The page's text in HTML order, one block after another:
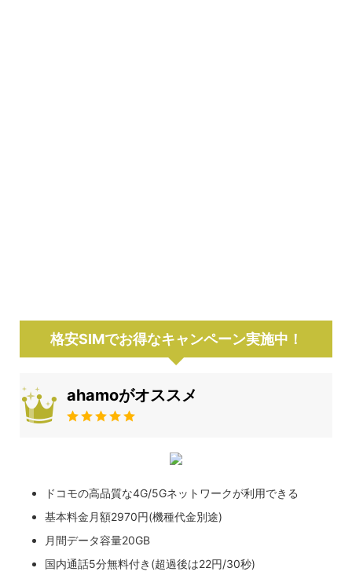
格安SIMでお得なキャンペーン実施中！
ahamoがオススメ
ドコモの高品質な4G/5Gネットワークが利用できる
基本料金月額2970円(機種代金別途)
月間データ容量20GB
国内通話5分無料付き(超過後は22円/30秒)